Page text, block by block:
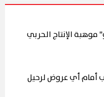
الإنتاج الحربي
أمام أي عروض لرحيل